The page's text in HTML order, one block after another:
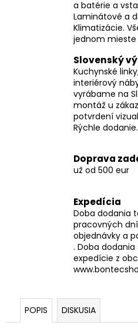
a batérie a
Laminátové a
Klimatizácie.
jednom mieste
Slovenský
Kuchynské
interiérový
vyrábame na
montáž u
potvrdení
Rýchle dodanie.
Doprava
už od 500 eur
Expedícia
Doba dodania
pracovných
objednávky a
. Doba
expedície z
POPIS DISKUSIA